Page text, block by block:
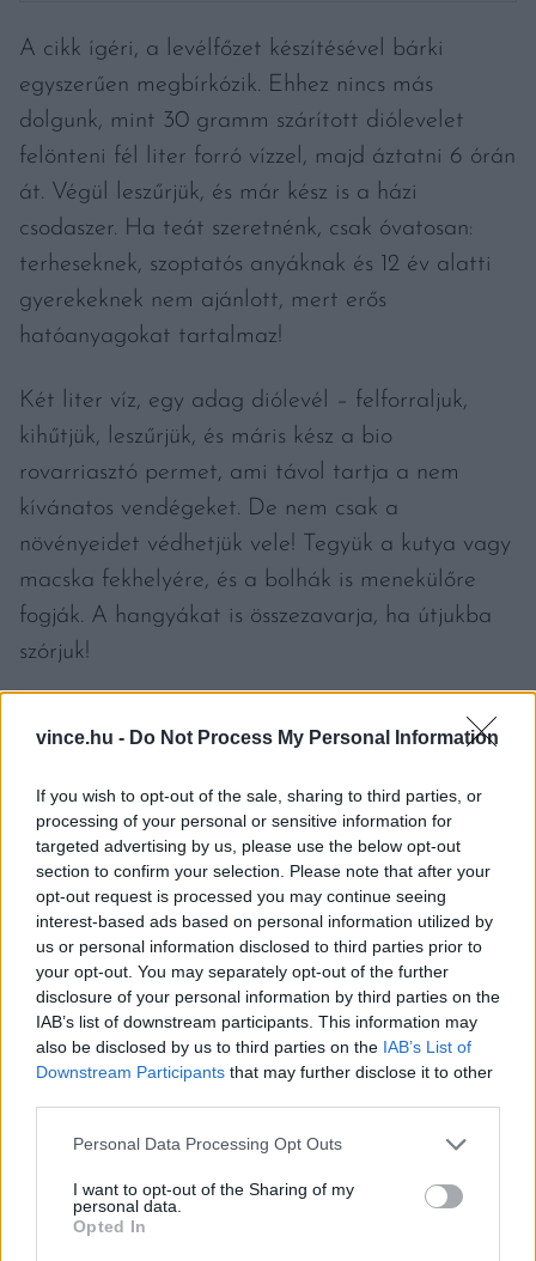
vince.hu - Do Not Process My Personal Information
If you wish to opt-out of the sale, sharing to third parties, or
processing of your personal or sensitive information for
targeted advertising by us, please use the below opt-out
section to confirm your selection. Please note that after your
opt-out request is processed you may continue seeing
interest-based ads based on personal information utilized by
us or personal information disclosed to third parties prior to
your opt-out. You may separately opt-out of the further
disclosure of your personal information by third parties on the
IAB’s list of downstream participants. This information may
also be disclosed by us to third parties on the IAB’s List of
Downstream Participants that may further disclose it to other
Please note that this website/app uses one or more Google
not limited to your visit or usage behaviour. You may click to
grant or deny consent to Google and its third-party tags to
use your data for below specified purposes in below Google
Personal Data Processing Opt Outs
I want to opt-out of the Sharing of my
personal data.
Opted In
A cikk ígéri, a levélfőzet készítésével bárki
egyszerűen megbírkózik. Ehhez nincs más
dolgunk, mint 30 gramm szárított diólevelet
felönteni fél liter forró vízzel, majd áztatni 6 órán
át. Végül leszűrjük, és már kész is a házi
csodaszer. Ha teát szeretnénk, csak óvatosan:
terheseknek, szoptatós anyáknak és 12 év alatti
gyerekeknek nem ajánlott, mert erős
hatóanyagokat tartalmaz!
Két liter víz, egy adag diólevél – felforraljuk,
kihűtjük, leszűrjük, és máris kész a bio
rovarriasztó permet, ami távol tartja a nem
kívánatos vendégeket. De nem csak a
növényeidet védhetjük vele! Tegyük a kutya vagy
macska fekhelyére, és a bolhák is menekülőre
fogják. A hangyákat is összezavarja, ha útjukba
szórjuk!
Ha gyógyteát vagy főzetet szeretnénk, a legjobb,
ha sötétzöld, ép leveleket gyűjtünk, még
rozsdafolt nélkülieket. Szárítsuk őket szellős
helyen, vágjuk össze, és jól záródó dobozban
tároljuk. Fontos: a barna levél már nem jó
semmire!